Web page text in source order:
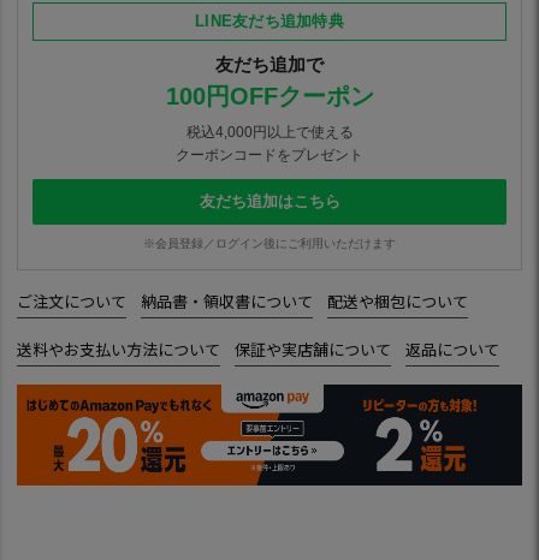
LINE友だち追加特典
友だち追加で
100円OFFクーポン
税込4,000円以上で使える
クーポンコードをプレゼント
友だち追加はこちら
※会員登録／ログイン後にご利用いただけます
ご注文について 納品書・領収書について 配送や梱包について
送料やお支払い方法について 保証や実店舗について 返品について